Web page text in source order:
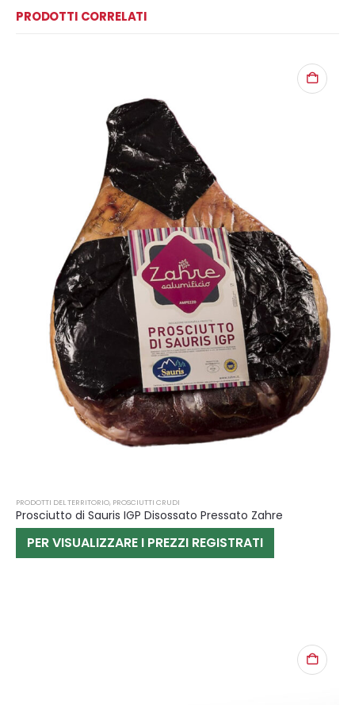
PRODOTTI CORRELATI
PRODOTTI DEL TERRITORIO, PROSCIUTTI CRUDI
Prosciutto di Sauris IGP Disossato Pressato Zahre
PER VISUALIZZARE I PREZZI REGISTRATI